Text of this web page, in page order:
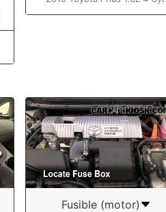
Fusible (motor)